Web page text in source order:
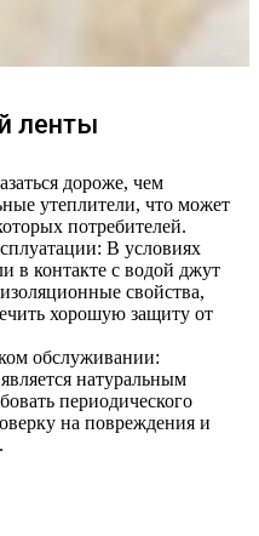
ленты
дороже, чем
утеплители, что может
потребителей.
В условиях
в контакте с водой джут
свойства,
хорошую защиту от
обслуживании:
натуральным
периодического
на повреждения и